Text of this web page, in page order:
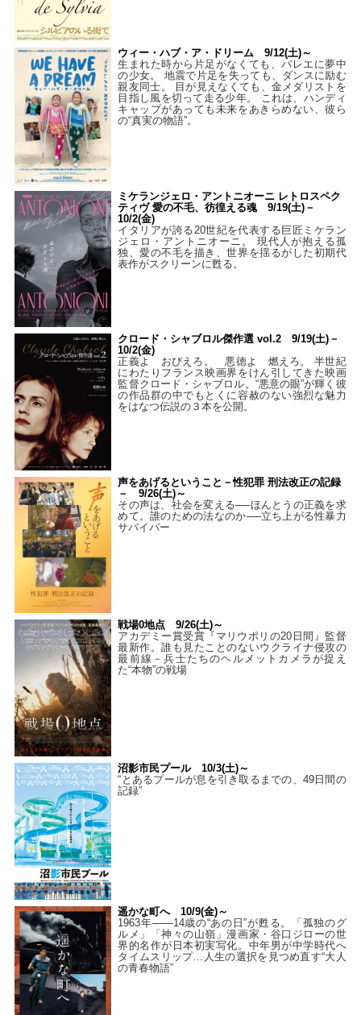
ウィー・ハブ・ア・ドリーム 9/12(土)～
生まれた時から片足がなくても、バレエに夢中
の少女。 地震で片足を失っても、ダンスに励む
親友同士。 目が見えなくても、金メダリストを
目指し風を切って走る少年。 これは、ハンディ
キャップがあっても未来をあきらめない、彼ら
の“真実の物語”。
ミケランジェロ・アントニオーニ レトロスペク
ティヴ 愛の不毛、彷徨える魂 9/19(土)－
10/2(金)
イタリアが誇る20世紀を代表する巨匠ミケラン
ジェロ・アントニオーニ。 現代人が抱える孤
独、愛の不毛を描き、世界を揺るがした初期代
表作がスクリーンに甦る。
クロード・シャブロル傑作選 vol.2 9/19(土)－
10/2(金)
正義よ おびえろ。 悪徳よ 燃えろ。 半世紀
にわたりフランス映画界をけん引してきた映画
監督クロード・シャブロル。“悪意の眼”が輝く彼
の作品群の中でもとくに容赦のない強烈な魅力
をはなつ伝説の３本を公開。
声をあげるということ－性犯罪 刑法改正の記録
－ 9/26(土)～
その声は、社会を変える──ほんとうの正義を求
めて。誰のための法なのか──立ち上がる性暴力
サバイバー
戦場0地点 9/26(土)～
アカデミー賞受賞『マリウポリの20日間』監督
最新作。誰も見たことのないウクライナ侵攻の
最前線－兵士たちのヘルメットカメラが捉え
た“本物”の戦場
沼影市民プール 10/3(土)～
“とあるプールが息を引き取るまでの、49日間の
記録”
遥かな町へ 10/9(金)～
1963年――14歳の“あの日”が甦る。「孤独のグ
ルメ」「神々の山嶺」漫画家・谷口ジローの世
界的名作が日本初実写化。中年男が中学時代へ
タイムスリップ…人生の選択を見つめ直す“大人
の青春物語”